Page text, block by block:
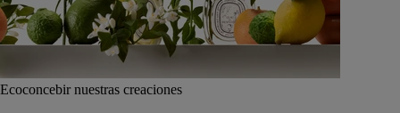
Ecoconcebir nuestras creaciones